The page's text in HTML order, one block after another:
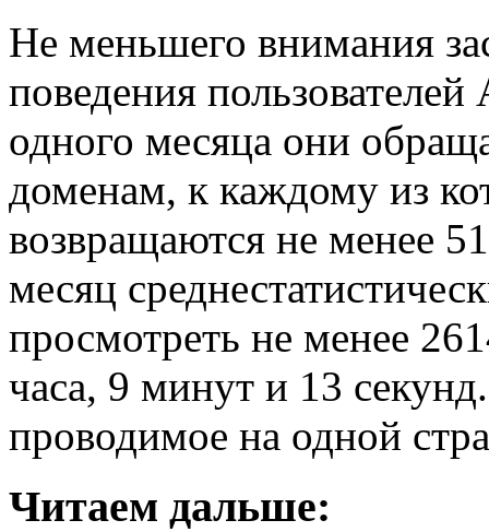
Не меньшего внимания
поведения
одного месяца они
доменам, к каждому из
возвращаются не менее
месяц
просмотреть не менее
часа, 9 минут и 13
проводимое на одной
Читаем дальше: